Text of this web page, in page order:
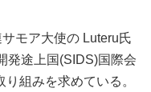
モア大使の Luteru氏
発途上国(SIDS)国際会
組みを求めている。